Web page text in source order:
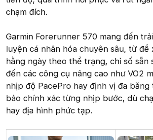
chạm đích.
Garmin Forerunner 570 mang đến
luyện cá nhân hóa chuyên sâu, từ đề
hằng ngày theo thể trạng, chỉ số sẵn
đến các công cụ nâng cao như VO2
nhịp độ PacePro hay định vị đa băng
bảo chính xác từng nhịp bước, dù
hay địa hình phức tạp.